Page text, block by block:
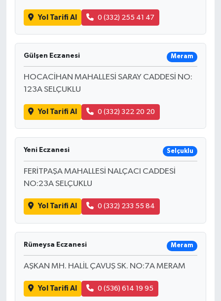
Yol Tarifi Al 0 (332) 255 41 47
Gülşen Eczanesi Meram
HOCACİHAN MAHALLESİ SARAY CADDESİ NO:
123A SELÇUKLU
Yol Tarifi Al 0 (332) 322 20 20
Yeni Eczanesi Selçuklu
FERİTPAŞA MAHALLESİ NALÇACI CADDESİ
NO:23A SELÇUKLU
Yol Tarifi Al 0 (332) 233 55 84
Rümeysa Eczanesi Meram
AŞKAN MH. HALİL ÇAVUŞ SK. NO:7A MERAM
Yol Tarifi Al 0 (536) 614 19 95